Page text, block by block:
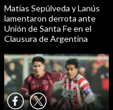
Matías Sepúlveda y Lanús
lamentaron derrota ante
Unión de Santa Fe en el
Clausura de Argentina